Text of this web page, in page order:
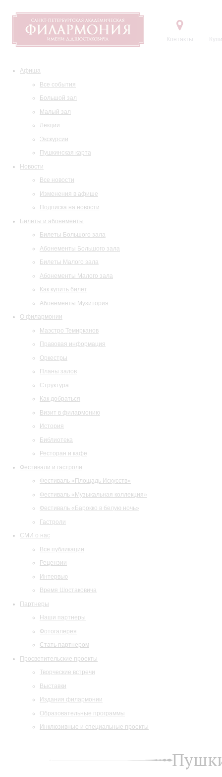
Контакты
Афиша
Все события
Большой зал
Малый зал
Лекции
Экскурсии
Пушкинская карта
Новости
Все новости
Изменения в афише
Подписка на новости
Билеты и абонементы
Билеты Большого зала
Абонементы Большого зала
Билеты Малого зала
Абонементы Малого зала
Как купить билет
Абонементы Музитория
О филармонии
Маэстро Темирканов
Правовая информация
Оркестры
Планы залов
Структура
Как добраться
Визит в филармонию
История
Библиотека
Ресторан и кафе
Фестивали и гастроли
Фестиваль «Площадь Искусств»
Фестиваль «Музыкальная коллекция»
Фестиваль «Барокко в белую ночь»
Гастроли
СМИ о нас
Все публикации
Рецензии
Интервью
Время Шостаковича
Партнеры
Наши партнеры
Фотогалерея
Стать партнером
Просветительские проекты
Творческие встречи
Выставки
Издания филармонии
Образовательные программы
Инклюзивные и специальные проекты